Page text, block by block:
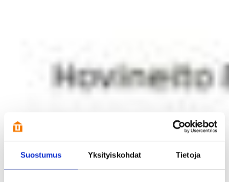
Suostumus Yksityiskohdat Tietoja